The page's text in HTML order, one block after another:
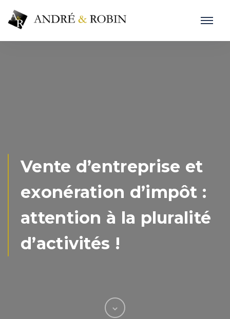
Vente d’entreprise et
exonération d’impôt :
attention à la pluralité
d’activités !